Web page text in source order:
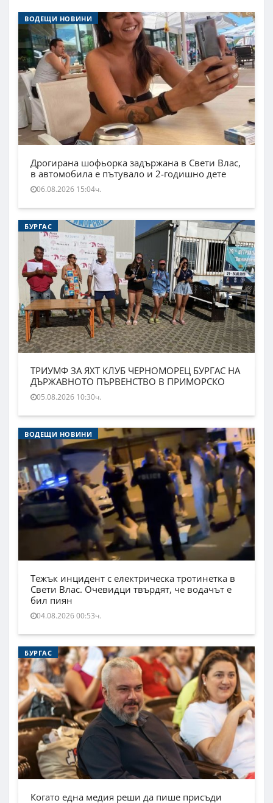
ВОДЕЩИ НОВИНИ
Дрогирана шофьорка задържана в Свети Влас,
в автомобила е пътувало и 2-годишно дете
06.08.2026 15:04ч.
БУРГАС
ТРИУМФ ЗА ЯХТ КЛУБ ЧЕРНОМОРЕЦ БУРГАС НА
ДЪРЖАВНОТО ПЪРВЕНСТВО В ПРИМОРСКО
05.08.2026 10:30ч.
ВОДЕЩИ НОВИНИ
Тежък инцидент с електрическа тротинетка в
Свети Влас. Очевидци твърдят, че водачът е
бил пиян
04.08.2026 00:53ч.
БУРГАС
Когато една медия реши да пише присъди